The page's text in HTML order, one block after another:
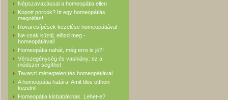
Népszavazással a homeopátia ellen
Kopott porcok? Itt egy homeopátiás
megoldás!
Rovarcsípések kezelése homeopátiával
Ne csak küzdj, előzd meg -
homeopátiával!
Homeopátia nahát, még erre is jó?!
Vérszegénység és vashiány: ez a
módszer segíthet
Tavaszi méregtelenítés homeopátiával
A homeopátia határa: Amit tilos otthon
kezelni!
Homeopátia kisbabáknak. Lehet-e?